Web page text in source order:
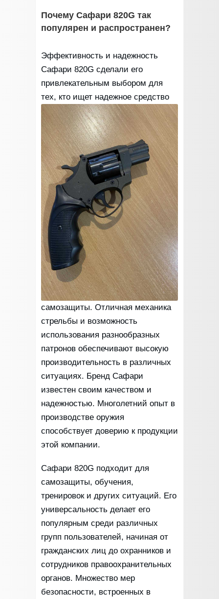
Почему Сафари 820G так
популярен и распространен?
Эффективность и надежность
Сафари 820G сделали его
привлекательным выбором для
тех, кто ищет надежное средство
самозащиты. Отличная механика
стрельбы и возможность
использования разнообразных
патронов обеспечивают высокую
производительность в различных
ситуациях. Бренд Сафари
известен своим качеством и
надежностью. Многолетний опыт в
производстве оружия
способствует доверию к продукции
этой компании.
Сафари 820G подходит для
самозащиты, обучения,
тренировок и других ситуаций. Его
универсальность делает его
популярным среди различных
групп пользователей, начиная от
гражданских лиц до охранников и
сотрудников правоохранительных
органов. Множество мер
безопасности, встроенных в